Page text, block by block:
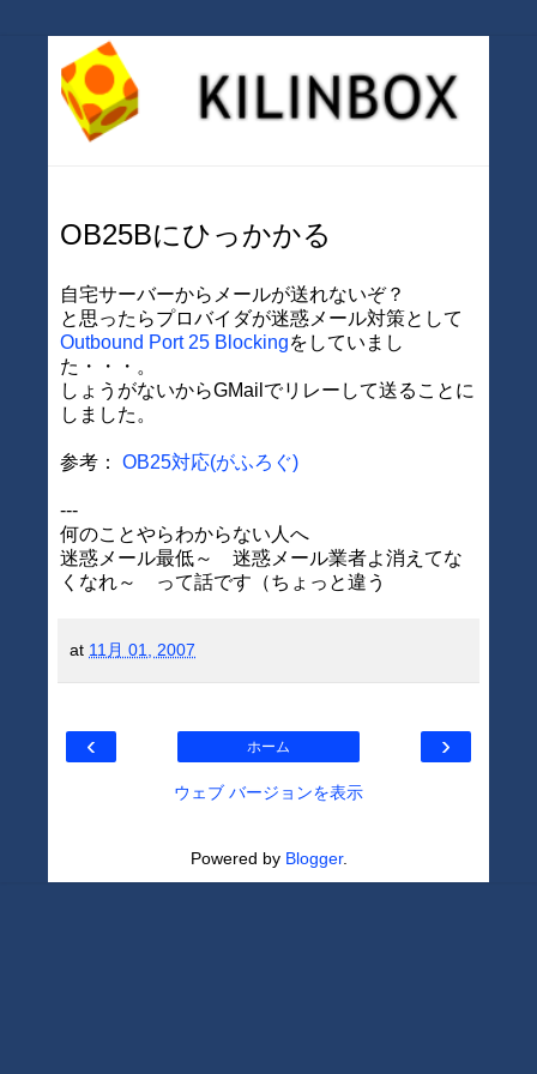
OB25Bにひっかかる
自宅サーバーからメールが送れないぞ？
と思ったらプロバイダが迷惑メール対策として
Outbound Port 25 Blockingをしていまし
た・・・。
しょうがないからGMailでリレーして送ることに
しました。
参考： OB25対応(がふろぐ)
---
何のことやらわからない人へ
迷惑メール最低～ 迷惑メール業者よ消えてな
くなれ～ って話です（ちょっと違う
at 11月 01, 2007
‹ ›
ホーム
ウェブ バージョンを表示
Powered by Blogger.